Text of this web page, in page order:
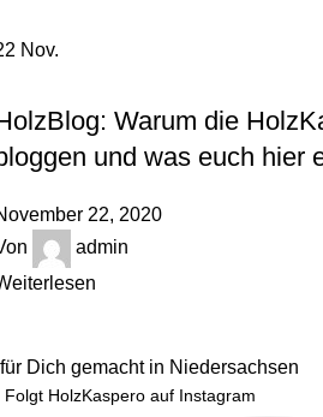
Nov.
Warum die
und was euch hier
22, 2020
admin
für Dich gemacht in Niedersachsen
Folgt HolzKaspero auf Instagram